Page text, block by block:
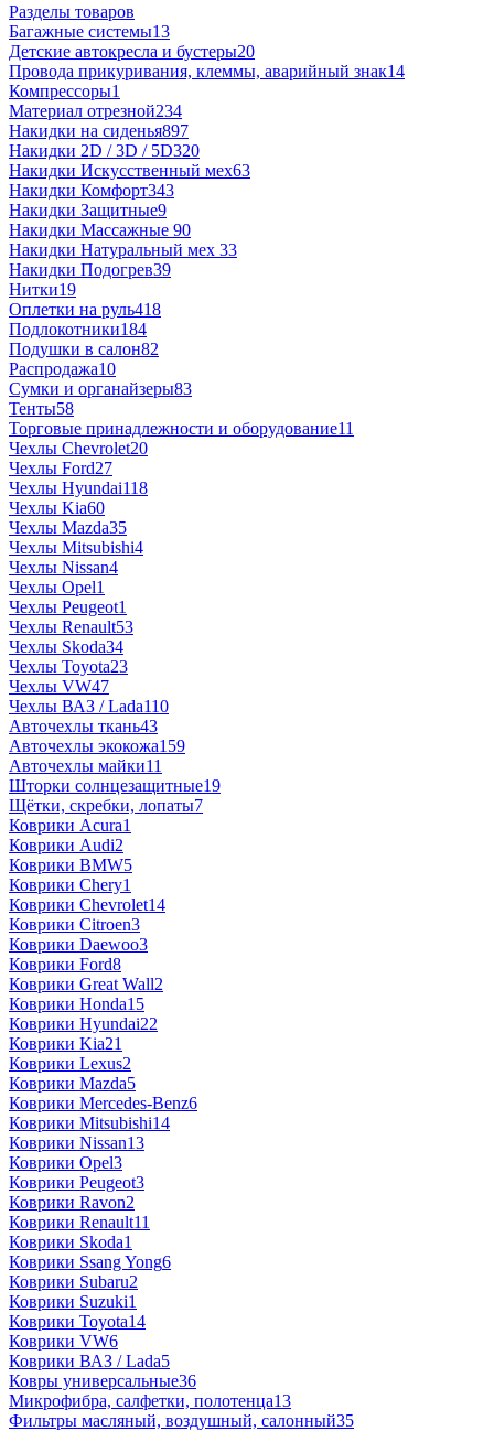
Разделы товаров
Багажные системы13
Детские автокресла и бустеры20
Провода прикуривания, клеммы, аварийный знак14
Компрессоры1
Материал отрезной234
Накидки на сиденья897
Накидки 2D / 3D / 5D320
Накидки Искусственный мех63
Накидки Комфорт343
Накидки Защитные9
Накидки Массажные 90
Накидки Натуральный мех 33
Накидки Подогрев39
Нитки19
Оплетки на руль418
Подлокотники184
Подушки в салон82
Распродажа10
Сумки и органайзеры83
Тенты58
Торговые принадлежности и оборудование11
Чехлы Chevrolet20
Чехлы Ford27
Чехлы Hyundai118
Чехлы Kia60
Чехлы Mazda35
Чехлы Mitsubishi4
Чехлы Nissan4
Чехлы Opel1
Чехлы Peugeot1
Чехлы Renault53
Чехлы Skoda34
Чехлы Toyota23
Чехлы VW47
Чехлы ВАЗ / Lada110
Авточехлы ткань43
Авточехлы экокожа159
Авточехлы майки11
Шторки солнцезащитные19
Щётки, скребки, лопаты7
Коврики Acura1
Коврики Audi2
Коврики BMW5
Коврики Chery1
Коврики Chevrolet14
Коврики Citroen3
Коврики Daewoo3
Коврики Ford8
Коврики Great Wall2
Коврики Honda15
Коврики Hyundai22
Коврики Kia21
Коврики Lexus2
Коврики Mazda5
Коврики Mercedes-Benz6
Коврики Mitsubishi14
Коврики Nissan13
Коврики Opel3
Коврики Peugeot3
Коврики Ravon2
Коврики Renault11
Коврики Skoda1
Коврики Ssang Yong6
Коврики Subaru2
Коврики Suzuki1
Коврики Toyota14
Коврики VW6
Коврики ВАЗ / Lada5
Ковры универсальные36
Микрофибра, салфетки, полотенца13
Фильтры масляный, воздушный, салонный35